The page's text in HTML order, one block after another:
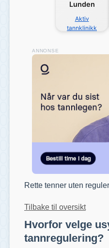
Lunden
Aktiv
tannklinikk
ANNONSE
Rette tenner uten
Tilbake til oversikt
Hvorfor velge
tannregulering?